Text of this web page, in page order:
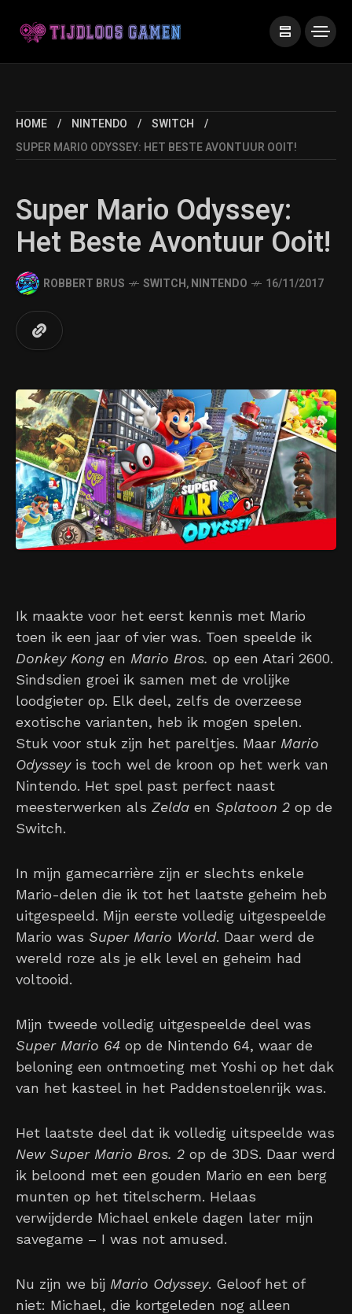
HOME NINTENDO
SWITCH
SUPER MARIO ODYSSEY: HET BESTE AVONTUUR OOIT!
Super Mario Odyssey:
Het Beste Avontuur Ooit!
ROBBERT BRUS SWITCH,NINTENDO 16/11/2017
Ik maakte voor het eerst kennis met Mario
toen ik een jaar of vier was. Toen speelde ik
Donkey Kong en Mario Bros. op een Atari 2600.
Sindsdien groei ik samen met de vrolijke
loodgieter op. Elk deel, zelfs de overzeese
exotische varianten, heb ik mogen spelen.
Stuk voor stuk zijn het pareltjes. Maar Mario
Odysseyis toch wel de kroon op het werk van
Nintendo. Het spel past perfect naast
meesterwerken als Zelda en Splatoon 2 op de
Switch.
In mijn gamecarrière zijn er slechts enkele
Mario-delen die ik tot het laatste geheim heb
uitgespeeld. Mijn eerste volledig uitgespeelde
Mario was Super Mario World. Daar werd de
wereld roze als je elk level en geheim had
voltooid.
Mijn tweede volledig uitgespeelde deel was
Super Mario 64 op de Nintendo 64, waar de
beloning een ontmoeting met Yoshi op het dak
van het kasteel in het Paddenstoelenrijk was.
Het laatste deel dat ik volledig uitspeelde was
New Super Mario Bros. 2 op de 3DS. Daar werd
ik beloond met een gouden Mario en een berg
munten op het titelscherm. Helaas
verwijderde Michael enkele dagen later mijn
savegame – I was not amused.
Nu zijn we bij Mario Odyssey. Geloof het of
niet: Michael, die kortgeleden nog alleen